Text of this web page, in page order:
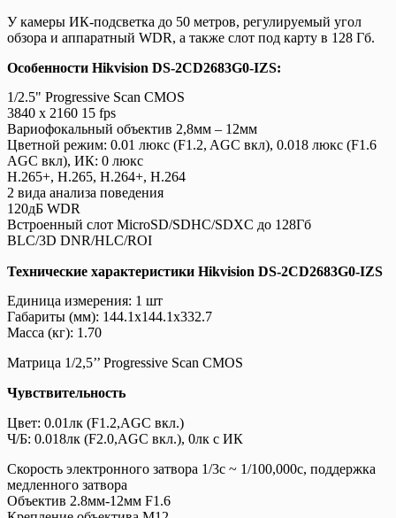
У камеры ИК-подсветка до 50 метров, регулируемый угол
обзора и аппаратный WDR, а также слот под карту в 128 Гб.
Особенности Hikvision DS-2CD2683G0-IZS:
1/2.5" Progressive Scan CMOS
3840 x 2160 15 fps
Вариофокальный объектив 2,8мм – 12мм
Цветной режим: 0.01 люкс (F1.2, AGC вкл), 0.018 люкс (F1.6
AGC вкл), ИК: 0 люкс
H.265+, H.265, H.264+, H.264
2 вида анализа поведения
120дБ WDR
Встроенный слот MicroSD/SDHC/SDXC до 128Гб
BLC/3D DNR/HLC/ROI
Технические характеристики Hikvision DS-2CD2683G0-IZS
Единица измерения: 1 шт
Габариты (мм): 144.1x144.1x332.7
Масса (кг): 1.70
Матрица 1/2,5’’ Progressive Scan CMOS
Чувствительность
Цвет: 0.01лк (F1.2,AGC вкл.)
Ч/Б: 0.018лк (F2.0,AGC вкл.), 0лк с ИК
Скорость электронного затвора 1/3с ~ 1/100,000с, поддержка
медленного затвора
Объектив 2.8мм-12мм F1.6